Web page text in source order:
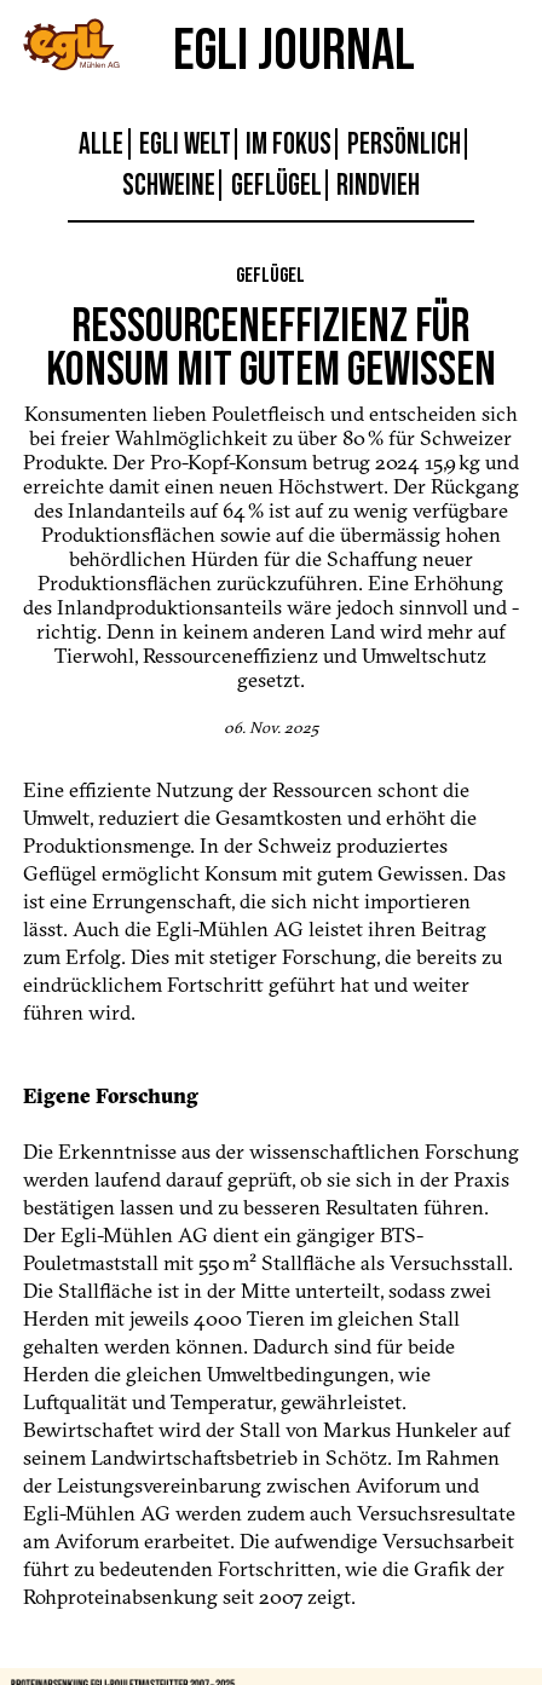
EGLI JOURNAL
ALLE EGLI WELT IM FOKUS
PERSÖNLICH
SCHWEINE GEFLÜGEL RINDVIEH
GEFLÜGEL
RESSOURCENEFFIZIENZ FÜR
KONSUM MIT GUTEM GEWISSEN
Konsumenten lieben Pouletfleisch und entscheiden sich
bei freier Wahlmöglichkeit zu über 80 % für Schweizer
Produkte. Der Pro-Kopf-Konsum betrug 2024 15,9 kg und
erreichte damit einen neuen Höchstwert. Der Rückgang
des Inlandanteils auf 64 % ist auf zu wenig verfügbare
Produktionsflächen sowie auf die übermässig hohen
behördlichen Hürden für die Schaffung neuer
Produktionsflächen zurück­zuführen. Eine Erhöhung
des Inlandproduktionsanteils wäre jedoch sinnvoll und ­
richtig. Denn in keinem anderen Land wird mehr auf
Tierwohl, Ressourceneffizienz und ­Umweltschutz
gesetzt.
06. Nov. 2025
Eine effiziente Nutzung der Ressourcen schont die
Umwelt, reduziert die Gesamtkosten und erhöht die
Produktionsmenge. In der Schweiz produziertes
Geflügel ermöglicht Konsum mit gutem Gewissen. Das
ist eine Errungenschaft, die sich nicht importieren
lässt. Auch die Egli-Mühlen AG leistet ihren Beitrag
zum Erfolg. Dies mit stetiger Forschung, die bereits zu
eindrück­lichem Fortschritt geführt hat und weiter
führen wird.
Eigene Forschung
Die Erkenntnisse aus der wissenschaftlichen Forschung
werden laufend darauf geprüft, ob sie sich in der Praxis
bestätigen lassen und zu besseren Resultaten führen.
Der Egli-Mühlen AG dient ein gängiger BTS-
Pouletmaststall mit 550 m² Stallfläche als Versuchsstall.
Die Stallfläche ist in der Mitte unterteilt, sodass zwei
Herden mit jeweils 4000 Tieren im gleichen Stall
gehalten werden können. Dadurch sind für beide
Herden die gleichen Umweltbedingungen, wie
Luftqualität und Temperatur, gewährleistet.
Bewirtschaftet wird der Stall von Markus Hunkeler auf
seinem Landwirtschaftsbetrieb in Schötz. Im Rahmen
der Leistungsvereinbarung zwischen Aviforum und
Egli-Mühlen AG werden zudem auch Versuchsresultate
am Aviforum erarbeitet. Die aufwendige Versuchsarbeit
führt zu bedeutenden Fortschritten, wie die Grafik der
Rohproteinabsenkung seit 2007 zeigt.